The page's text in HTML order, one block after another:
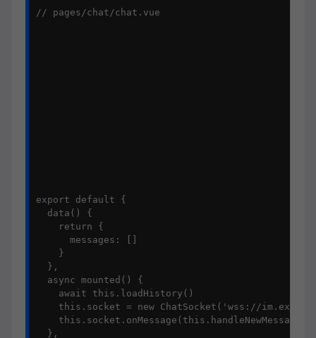
// pages/chat/chat.vue
export default {
  data() {
    return {
      messages: []
    }
  },
  async mounted() {
    await this.loadHistory()
this.socket = new ChatSocket('wss://
    this.socket.onMessage(this.handleNewMessage)
  },